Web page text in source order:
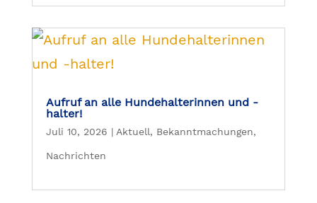
Aufruf an alle Hundehalterinnen und -
halter!
Juli 10, 2026 | Aktuell, Bekanntmachungen,
Nachrichten